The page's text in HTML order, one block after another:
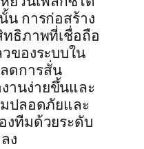
น การก่อสร้าง
ธิภาพที่เชื่อถือ
ของระบบใน
ดการสั่น
านง่ายขึ้นและ
ปลอดภัยและ
งทีมด้วยระดับ
ง